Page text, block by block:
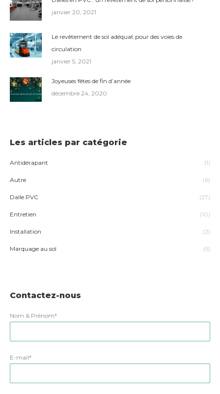
janvier 20, 2021
Le revêtement de sol adéquat pour des voies de
circulation
janvier 5, 2021
Joyeuses fêtes de fin d’année
décembre 24, 2020
Les articles par catégorie
Antidérapant (1)
Autre (6)
Dalle PVC (27)
Entretien (10)
Installation (2)
Marquage au sol (5)
Contactez-nous
Nom & Prénom*
E-mail*